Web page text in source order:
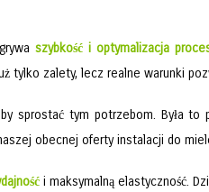
szybkość i optymalizacja
tylko zalety, lecz realne warunki
sprostać tym potrzebom. Była
obecnej oferty instalacji do
i maksymalną elastyczność.